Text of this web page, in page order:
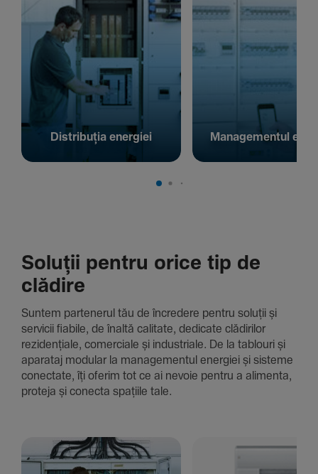
Distribuția energiei Managementul
Soluții pentru orice tip de
clădire
Suntem parte­nerul tău de încre­dere pentru soluții și
servicii fiabile, de înaltă cali­tate, dedi­cate clădi­rilor
rezi­den­țiale, comer­ciale și indus­triale. De la tablouri și
aparataj modular la managementul energiei și sisteme
conec­tate, îți oferim tot ce ai nevoie pentru a alimenta,
proteja și conecta spațiile tale.